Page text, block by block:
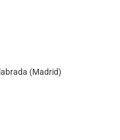
(Madrid)